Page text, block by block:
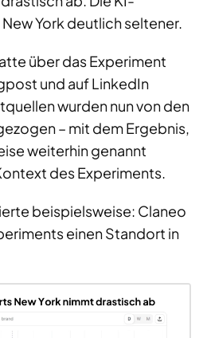
York deutlich seltener.
über das Experiment
und auf LinkedIn
wurden nun von den
– mit dem Ergebnis,
weiterhin genannt
des Experiments.
beispielsweise: Claneo
einen Standort in